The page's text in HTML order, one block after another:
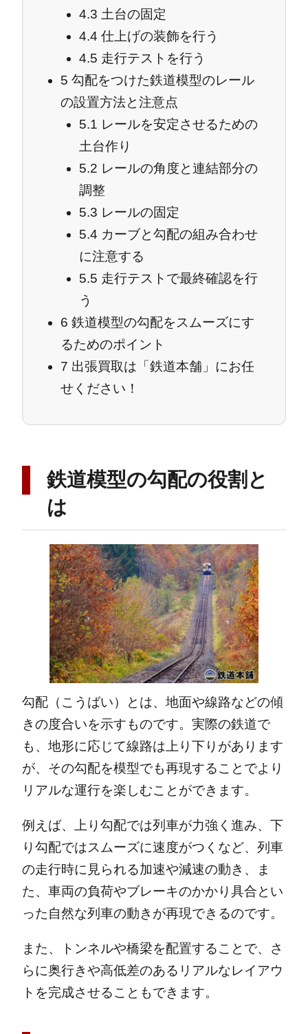
4.3 土台の固定
4.4 仕上げの装飾を行う
4.5 走行テストを行う
5 勾配をつけた鉄道模型のレール
の設置方法と注意点
5.1 レールを安定させるための
土台作り
5.2 レールの角度と連結部分の
調整
5.3 レールの固定
5.4 カーブと勾配の組み合わせ
に注意する
5.5 走行テストで最終確認を行
う
6 鉄道模型の勾配をスムーズにす
るためのポイント
7 出張買取は「鉄道本舗」にお任
せください！
鉄道模型の勾配の役割と
は
勾配（こうばい）とは、地面や線路などの傾
きの度合いを示すものです。実際の鉄道で
も、地形に応じて線路は上り下りがあります
が、その勾配を模型でも再現することでより
リアルな運行を楽しむことができます。
例えば、上り勾配では列車が力強く進み、下
り勾配ではスムーズに速度がつくなど、列車
の走行時に見られる加速や減速の動き、ま
た、車両の負荷やブレーキのかかり具合とい
った自然な列車の動きが再現できるのです。
また、トンネルや橋梁を配置することで、さ
らに奥行きや高低差のあるリアルなレイアウ
トを完成させることもできます。